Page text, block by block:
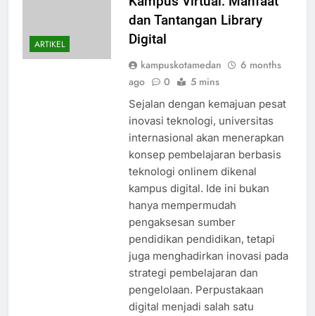
ARTIKEL
dan Tantangan Library
Digital
kampuskotamedan
6 months
ago
0 5 mins
Sejalan dengan kemajuan pesat
inovasi teknologi, universitas
internasional akan menerapkan
konsep pembelajaran berbasis
teknologi onlinem dikenal
kampus digital. Ide ini bukan
hanya mempermudah
pengaksesan sumber
pendidikan pendidikan, tetapi
juga menghadirkan inovasi pada
strategi pembelajaran dan
pengelolaan. Perpustakaan
digital menjadi salah satu